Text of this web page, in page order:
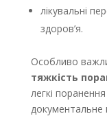
лікувальні
здоров’я.
Особливо
тяжкість
легкі
документальне